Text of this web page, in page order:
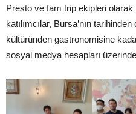
Presto ve fam trip ekipleri olarak
katılımcılar, Bursa’nın
kültüründen gastronomisine
sosyal medya hesapları